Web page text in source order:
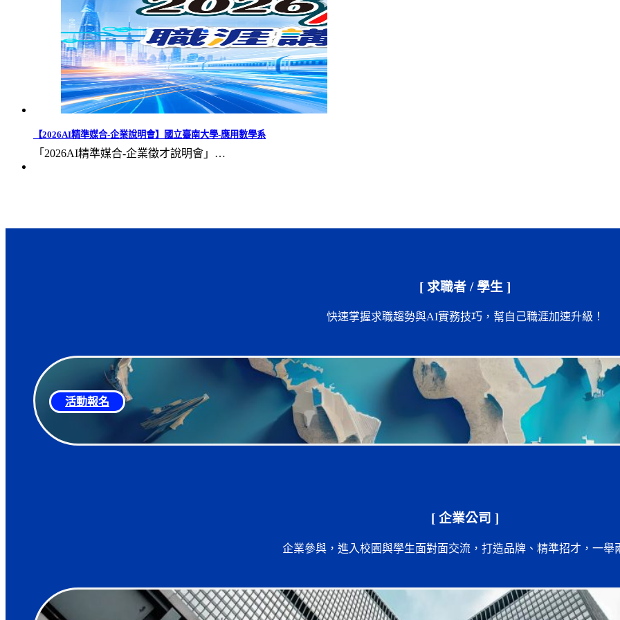
【2026AI精準媒合-企業說明會】國立臺南大學-應用數學系
「2026AI精準媒合-企業徵才說明會」…
[ 求職者 / 學生 ]
快速掌握求職趨勢與AI實務技巧，幫自己職涯加速升級！
活動報名
[ 企業公司 ]
企業參與，進入校園與學生面對面交流，打造品牌、精準招才，一舉